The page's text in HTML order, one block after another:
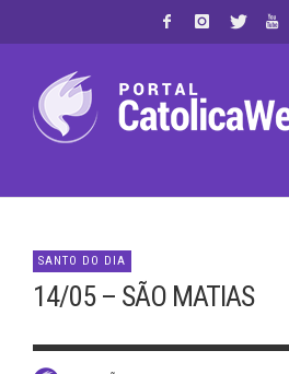
SANTO DO DIA
14/05 – SÃO MATIAS